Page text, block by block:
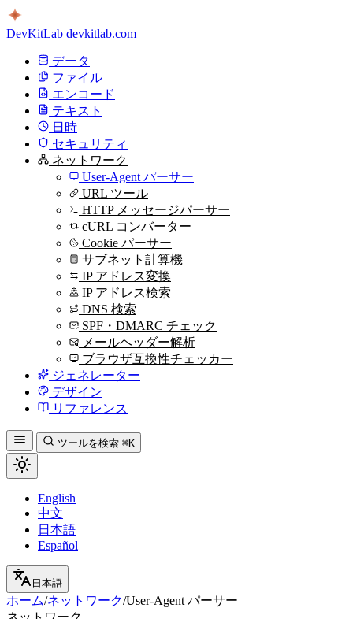
DevKitLab devkitlab.com
データ
ファイル
エンコード
テキスト
日時
セキュリティ
ネットワーク
User-Agent パーサー
URL ツール
HTTP メッセージパーサー
cURL コンバーター
Cookie パーサー
サブネット計算機
IP アドレス変換
IP アドレス検索
DNS 検索
SPF・DMARC チェック
メールヘッダー解析
ブラウザ互換性チェッカー
ジェネレーター
デザイン
リファレンス
ツールを検索 ⌘K
English
中文
日本語
Español
日本語
ホーム/ネットワーク/User-Agent パーサー